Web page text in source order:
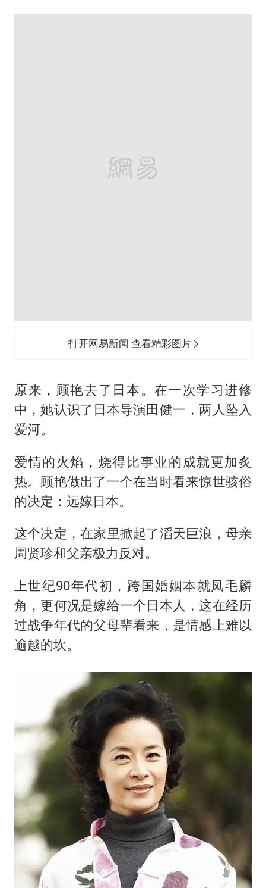
打开网易新闻 查看精彩图片
原来，顾艳去了日本。在一次学习进修
中，她认识了日本导演田健一，两人坠入
爱河。
爱情的火焰，烧得比事业的成就更加炙
热。顾艳做出了一个在当时看来惊世骇俗
的决定：远嫁日本。
这个决定，在家里掀起了滔天巨浪，母亲
周贤珍和父亲极力反对。
上世纪90年代初，跨国婚姻本就凤毛麟
角，更何况是嫁给一个日本人，这在经历
过战争年代的父母辈看来，是情感上难以
逾越的坎。